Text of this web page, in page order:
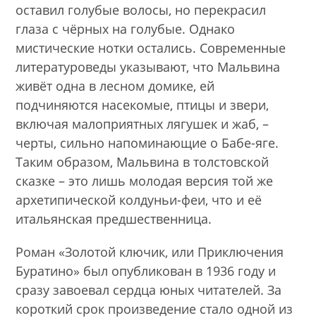
оставил голубые волосы, но перекрасил
глаза с чёрных на голубые. Однако
мистические нотки остались. Современные
литературоведы указывают, что Мальвина
живёт одна в лесном домике, ей
подчиняются насекомые, птицы и звери,
включая малоприятных лягушек и жаб, –
черты, сильно напоминающие о Бабе-яге.
Таким образом, Мальвина в толстовской
сказке – это лишь молодая версия той же
архетипической колдуньи-феи, что и её
итальянская предшественница.
Роман «Золотой ключик, или Приключения
Буратино» был опубликован в 1936 году и
сразу завоевал сердца юных читателей. За
короткий срок произведение стало одной из